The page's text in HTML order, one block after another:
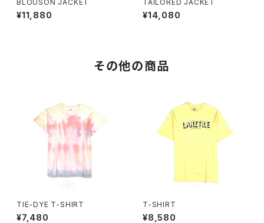
BLOUSON JACKET
¥11,880
TAILORED JACKET
¥14,080
その他の商品
TIE-DYE T-SHIRT
¥7,480
T-SHIRT
¥8,580